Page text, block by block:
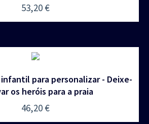
53,20 €
para personalizar - Deixe-
os heróis para a praia
46,20 €